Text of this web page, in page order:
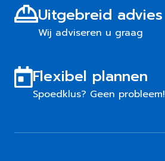
Uitgebreid advies
Wij adviseren u graag
Flexibel plannen
Spoedklus? Geen probleem!